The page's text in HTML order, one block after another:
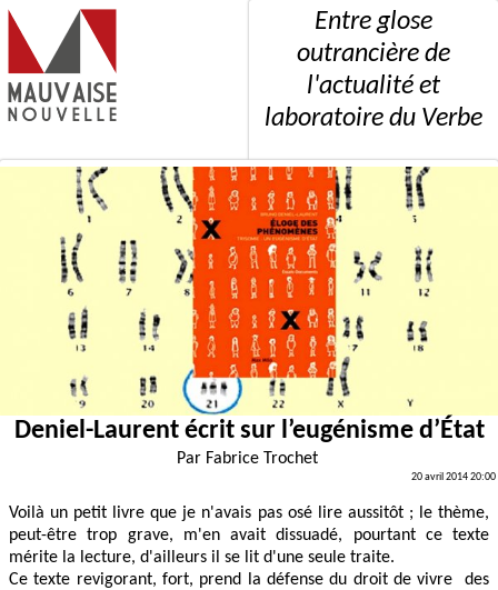
Entre glose
outrancière de
l'actualité et
laboratoire du Verbe
Deniel-Laurent écrit sur l’eugénisme d’État
Par Fabrice Trochet
20 avril 2014 20:00
Voilà un petit livre que je n'avais pas osé lire aussitôt ; le thème,
peut-être trop grave, m'en avait dissuadé, pourtant ce texte
mérite la lecture, d'ailleurs il se lit d'une seule traite.
Ce texte revigorant, fort, prend la défense du droit de vivre des